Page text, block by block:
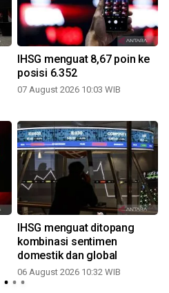
IHSG menguat 8,67 poin ke
posisi 6.352
07 August 2026 10:03 WIB
IHSG menguat ditopang
kombinasi sentimen
domestik dan global
06 August 2026 10:32 WIB